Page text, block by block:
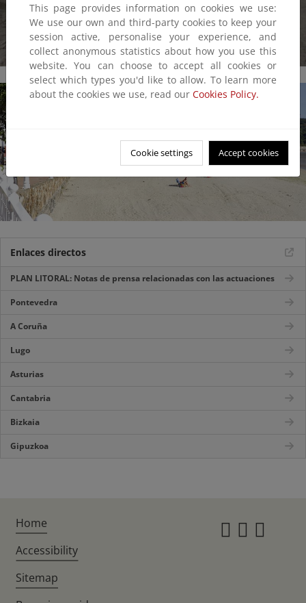
Enlaces directos
PLAN LITORAL: Notas de prensa relacionadas con las actuaciones
Pontevedra
A Coruña
Lugo
Asturias
Cantabria
Bizkaia
Gipuzkoa
This page provides information on cookies we use:
We use our own and third-party cookies to keep your
session active, personalise your experience, and
collect anonymous statistics about how you use this
website. You can choose to accept all cookies or
select which types you'd like to allow. To learn more
about the cookies we use, read our Cookies Policy.
Cookie settings Accept cookies
Home
Accessibility
Sitemap